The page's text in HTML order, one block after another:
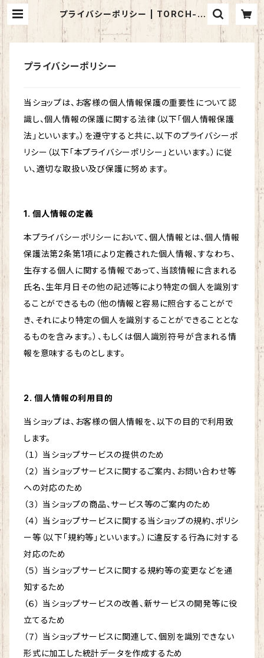
プライバシーポリシー | TORCH-O
nline Shop-
プライバシーポリシー
当ショップは、お客様の個人情報保護の重要性について認
識し、個人情報の保護に関する法律（以下「個人情報保護
法」といいます。）を遵守すると共に、以下のプライバシーポ
リシー（以下「本プライバシーポリシー」といいます。）に従
い、適切な取扱い及び保護に努めます。
1. 個人情報の定義
本プライバシーポリシーにおいて、個人情報とは、個人情報
保護法第2条第1項により定義された個人情報、すなわち、
生存する個人に関する情報であって、当該情報に含まれる
氏名、生年月日その他の記述等により特定の個人を識別す
ることができるもの（他の情報と容易に照合することがで
き、それにより特定の個人を識別することができることとな
るものを含みます。）、もしくは個人識別符号が含まれる情
報を意味するものとします。
2. 個人情報の利用目的
当ショップは、お客様の個人情報を、以下の目的で利用致
します。
（１） 当ショップサービスの提供のため
（２） 当ショップサービスに関するご案内、お問い合わせ等
への対応のため
（３） 当ショップの商品、サービス等のご案内のため
（４） 当ショップサービスに関する当ショップの規約、ポリシ
ー等（以下「規約等」といいます。）に違反する行為に対する
対応のため
（５） 当ショップサービスに関する規約等の変更などを通
知するため
（６） 当ショップサービスの改善、新サービスの開発等に役
立てるため
（７） 当ショップサービスに関連して、個別を識別できない
形式に加工した統計データを作成するため